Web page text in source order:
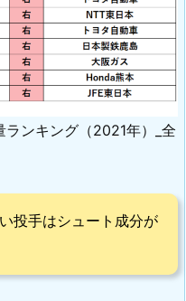
ランキング（2021年）_全
投手はシュート成分が